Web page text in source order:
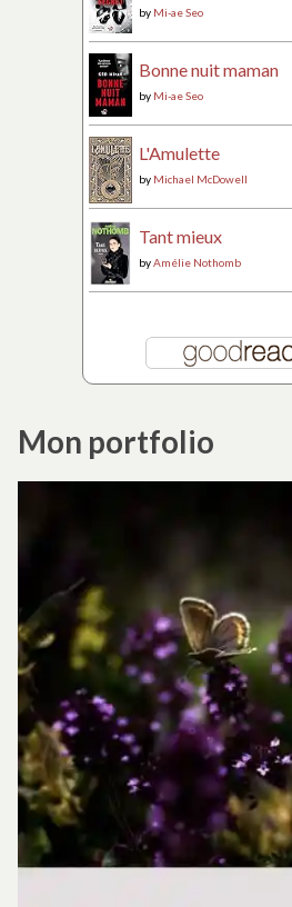
by Mi-ae Seo
Bonne nuit maman
by Mi-ae Seo
L'Amulette
by Michael McDowell
Tant mieux
byAmélie Nothomb
Mon portfolio